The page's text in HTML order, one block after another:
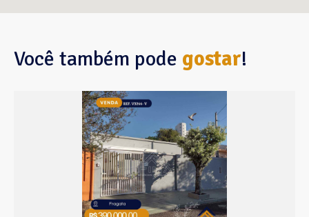
Você também pode gostar!